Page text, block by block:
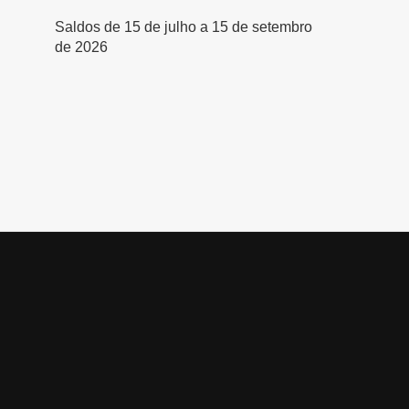
Saldos de 15 de julho a 15 de setembro
de 2026